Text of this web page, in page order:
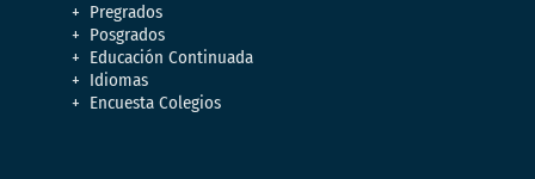
Pregrados
Posgrados
Educación Continuada
Idiomas
Encuesta Colegios